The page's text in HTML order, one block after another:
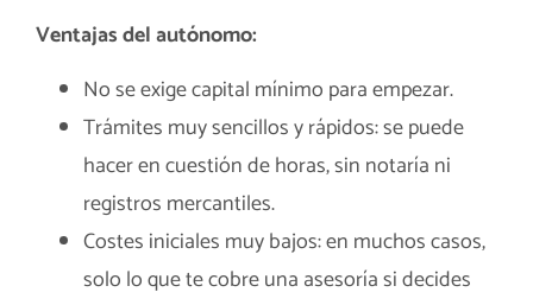
Ventajas del autónomo:
No se exige capital mínimo para empezar.
Trámites muy sencillos y rápidos: se puede
hacer en cuestión de horas, sin notaría ni
registros mercantiles.
Costes iniciales muy bajos: en muchos casos,
solo lo que te cobre una asesoría si decides